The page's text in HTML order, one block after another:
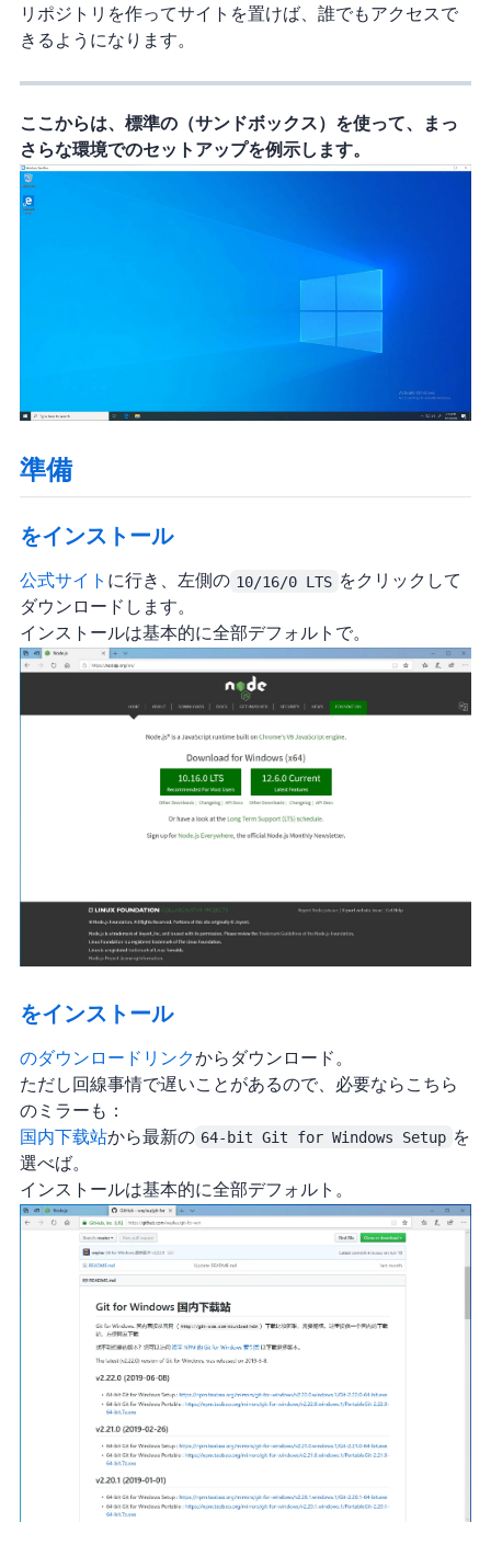
リポジトリを作ってサイトを置けば、誰でもアクセスで
きるようになります。
ここからは、Windows10標準のSandbox（サンドボックス）を使って、まっ
さらなWindows環境でのセットアップを例示します。
準備
Node.jsをインストール
Node.js公式サイト に行き、左側の 10/16/0 LTS をクリックして
ダウンロードします。
インストールは基本的に全部デフォルトでOK。
Gitをインストール
Gitのダウンロードリンクからダウンロード。
ただし回線事情で遅いことがあるので、必要ならこちら
のミラーも：
Git for Windows 国内下载站から最新の 64-bit Git for Windows Setup を
選べばOK。
インストールは基本的に全部デフォルト。